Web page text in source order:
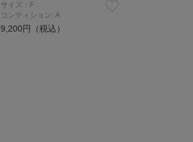
サイズ：F
コンディション: A
9,200円（税込）